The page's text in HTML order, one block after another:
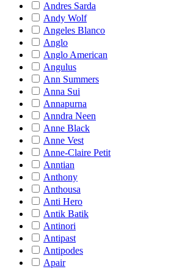
Andres Sarda
Andy Wolf
Angeles Blanco
Anglo
Anglo American
Angulus
Ann Summers
Anna Sui
Annapurna
Anndra Neen
Anne Black
Anne Vest
Anne-Claire Petit
Anntian
Anthony
Anthousa
Anti Hero
Antik Batik
Antinori
Antipast
Antipodes
Apair